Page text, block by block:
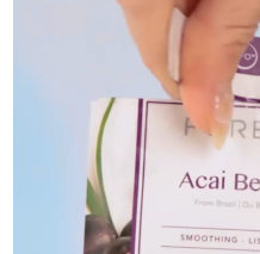
Emirati Arabi Uniti
Regno Unito
Stati Uniti
Uzbekistan